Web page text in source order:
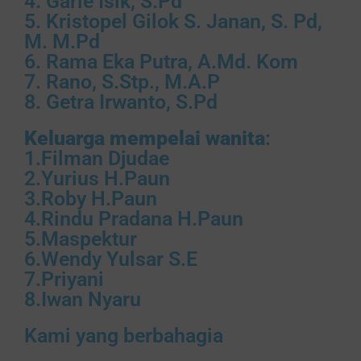
dan vira. Semangat dan turut
berbahagia.sukses tarus kita
Ranni Yesilia & Suami Tidak Hadir
Weyyy lah kawan akhirnya berlabu di
,slamat ade & pasangan
Lancar sampai hari H
Tuhan Yesus
Memberkati Maaf belum bisa datang
hhu Doa yg terbaik buat kalian berdua
Rolland J. Taulu Hadir
Selamat untuk kedua mempelai..
Semoga menjadi keluarga yang
diberkati.
Kilau bahut le, wkwkwwk lancar
sampai hari H doa terbaik akan ketun
5. ⁠Kristopel Gilok S. Janan, S. Pd,
M. M.Pd
6. ⁠Rama Eka Putra, A.Md. Kom
7. ⁠Rano, S.Stp., M.A.P
8. ⁠Getra Irwanto, S.Pd
Keluarga mempelai wanita:
1.Filman Djudae
2.Yurius H.Paun
3.Roby H.Paun
4.Rindu Pradana H.Paun
5.Maspektur
6.Wendy Yulsar S.E
7.Priyani
8.Iwan Nyaru
Kami yang berbahagia